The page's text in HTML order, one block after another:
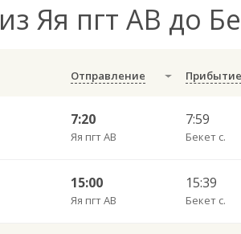
из Яя пгт АВ до
Отправление Прибытие
7:20
Яя пгт АВ
7:59
Бекет с.
15:00
Яя пгт АВ
15:39
Бекет с.